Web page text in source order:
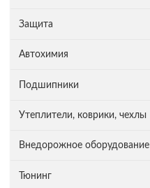
Защита
Автохимия
Подшипники
Утеплители, коврики, чехлы
Внедорожное оборудование
Тюнинг